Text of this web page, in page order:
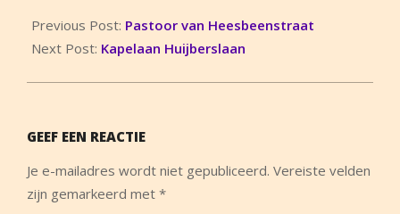
02-
01
Previous Post: Pastoor van Heesbeenstraat
Next Post: Kapelaan Huijberslaan
GEEF EEN REACTIE
Je e-mailadres wordt niet gepubliceerd. Vereiste velden
zijn gemarkeerd met *